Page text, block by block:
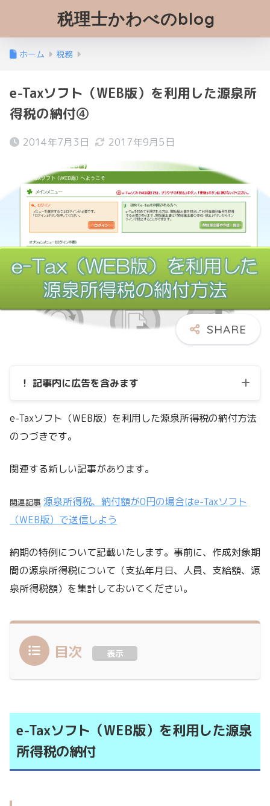
税理士かわべのblog
ホーム 税務
e-Taxソフト（WEB版）を利用した源泉所
得税の納付④
2014年7月3日 2017年9月5日
！ 記事内に広告を含みます
e-Taxソフト（WEB版）を利用した源泉所得税の納付方法
のつづきです。
関連する新しい記事があります。
関連記事 源泉所得税、納付額が0円の場合はe-Taxソフト
（WEB版）で送信しよう
納期の特例について記載いたします。事前に、作成対象期
間の源泉所得税について（支払年月日、人員、支給額、源
泉所得税額）を集計しておいてください。
目次 表示
e-Taxソフト（WEB版）を利用した源泉
所得税の納付